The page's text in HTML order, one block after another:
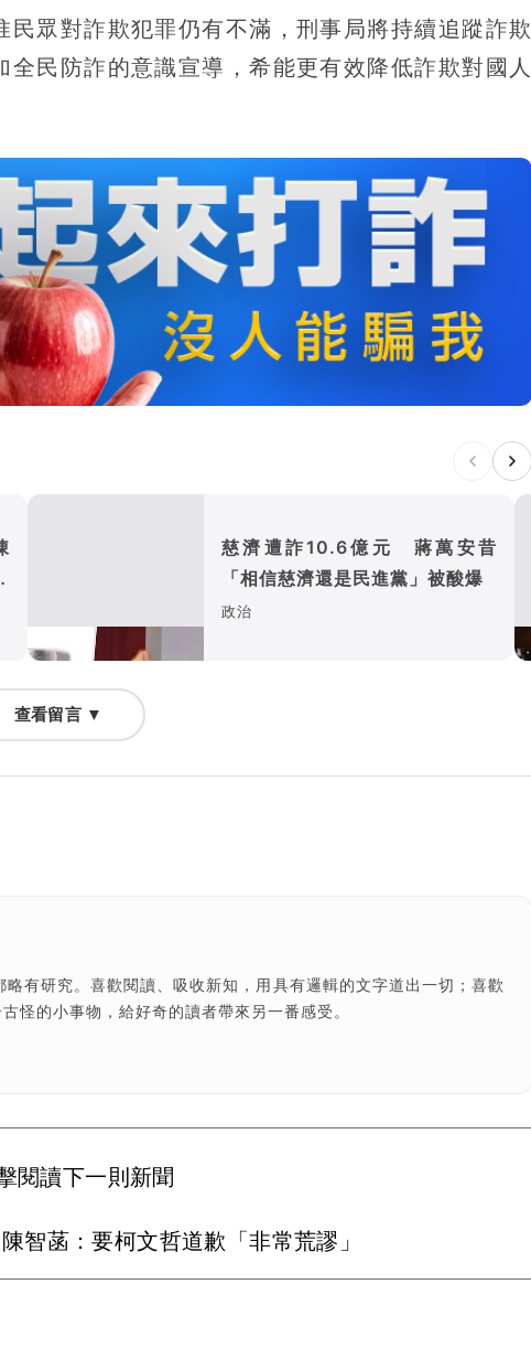
眾對詐欺犯罪仍有不滿，刑事局將持續追蹤詐欺
民防詐的意識宣導，希能更有效降低詐欺對國人
慈濟遭詐10.6億元 蔣萬安昔
「相信慈濟還是民進黨」被酸爆
政治
查看留言 ▼
有研究。喜歡閱讀、吸收新知，用具有邏輯的文字道出一切；喜歡
怪的小事物，給好奇的讀者帶來另一番感受。
閱讀下一則新聞
菡：要柯文哲道歉「非常荒謬」